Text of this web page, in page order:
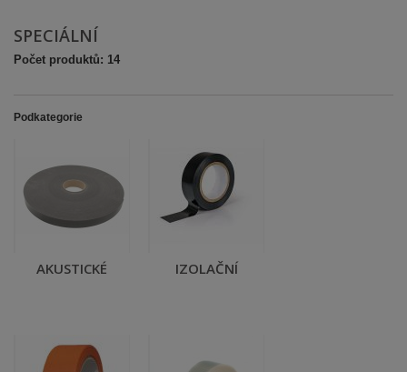
SPECIÁLNÍ
Počet produktů: 14
Podkategorie
AKUSTICKÉ IZOLAČNÍ